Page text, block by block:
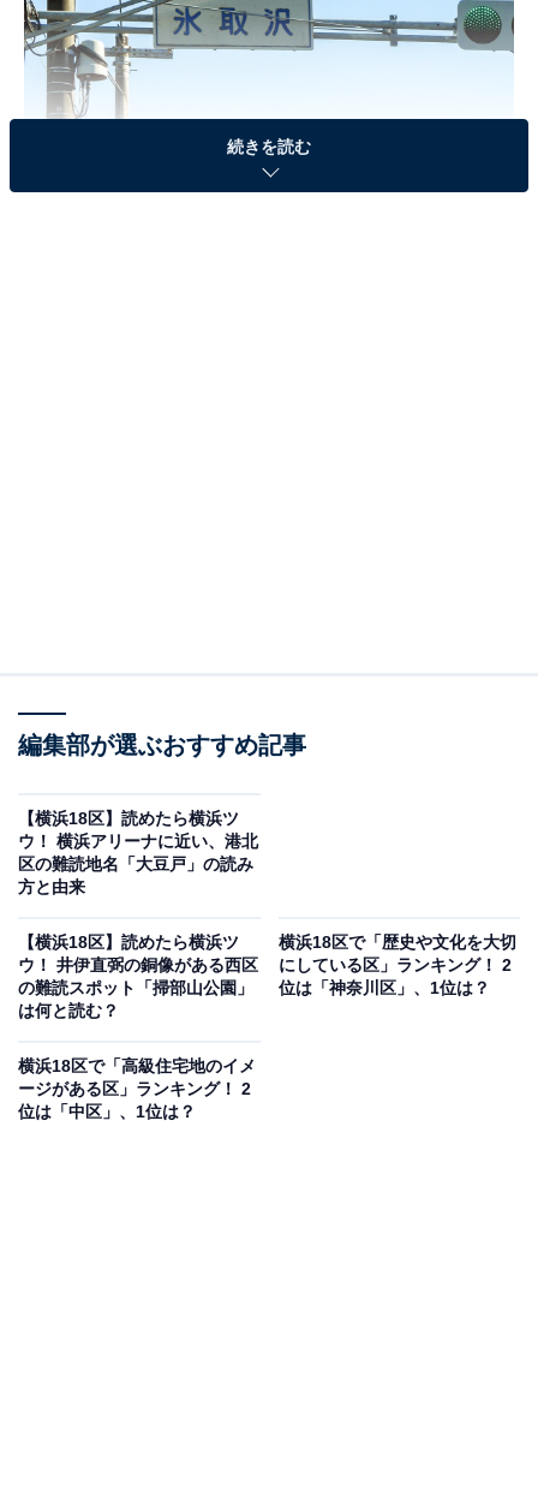
続きを読む
編集部が選ぶおすすめ記事
【横浜18区】読めたら横浜ツ
ウ！ 横浜アリーナに近い、港北
区の難読地名「大豆戸」の読み
方と由来
【横浜18区】読めたら横浜ツ
ウ！ 井伊直弼の銅像がある西区
の難読スポット「掃部山公園」
は何と読む？
横浜18区で「歴史や文化を大切
にしている区」ランキング！ 2
位は「神奈川区」、1位は？
横浜18区で「高級住宅地のイメ
ージがある区」ランキング！ 2
位は「中区」、1位は？